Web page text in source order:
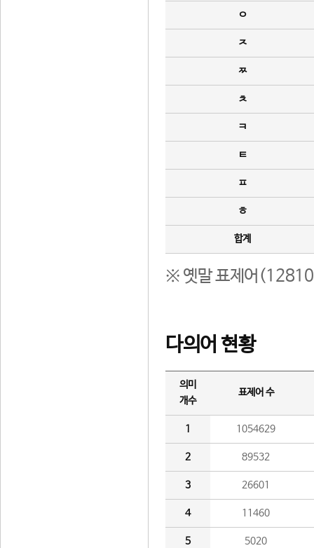
ㅇ
ㅈ
ㅉ
ㅊ
ㅋ
ㅌ
ㅍ
ㅎ
합계
※ 옛말 표제어(12810
다의어 현황
의미
개수
표제어 수
1 1054629
2 89532
3 26601
4 11460
5 5020